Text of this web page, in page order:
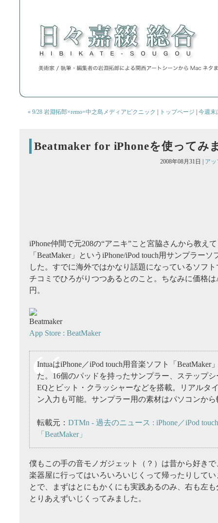
« 9/28 岩淵拓郎×remo=中之島メディアピクニック トップページ 今週末
Beatmaker for iPhoneを使ってみ
2008年08月31日 | アッ
iPhone仲間で元208の“アニキ”こと宮脇さんから教え
「BeatMaker」というiPhone/iPod touch用サンプラー
した。すでに海外ではかなり話題になっているソフ
チコミでひろがりつつあるとのこと。ちなみに価格は
円。
App Store : BeatMaker
IntuaはiPhone／iPod touch用音楽ソフト「BeatMaker
た。16個のパッドを持ったサンプラー、ステップ
EQとビット・クラッシャーなどを搭載。リアルタ
ン入力も可能。サンプラー用の素材はパソコンか
転載元： DTMn - 過去のニュース : iPhone／iPod
「BeatMaker」
僕もこの手の音モノガジェット（？）は昔から好き
楽器屋に行ってはいろいろいじくって帰ったりして
とで、まずはとにもかくにも実践あるのみ、右も左
とりあえずいじくってみました。